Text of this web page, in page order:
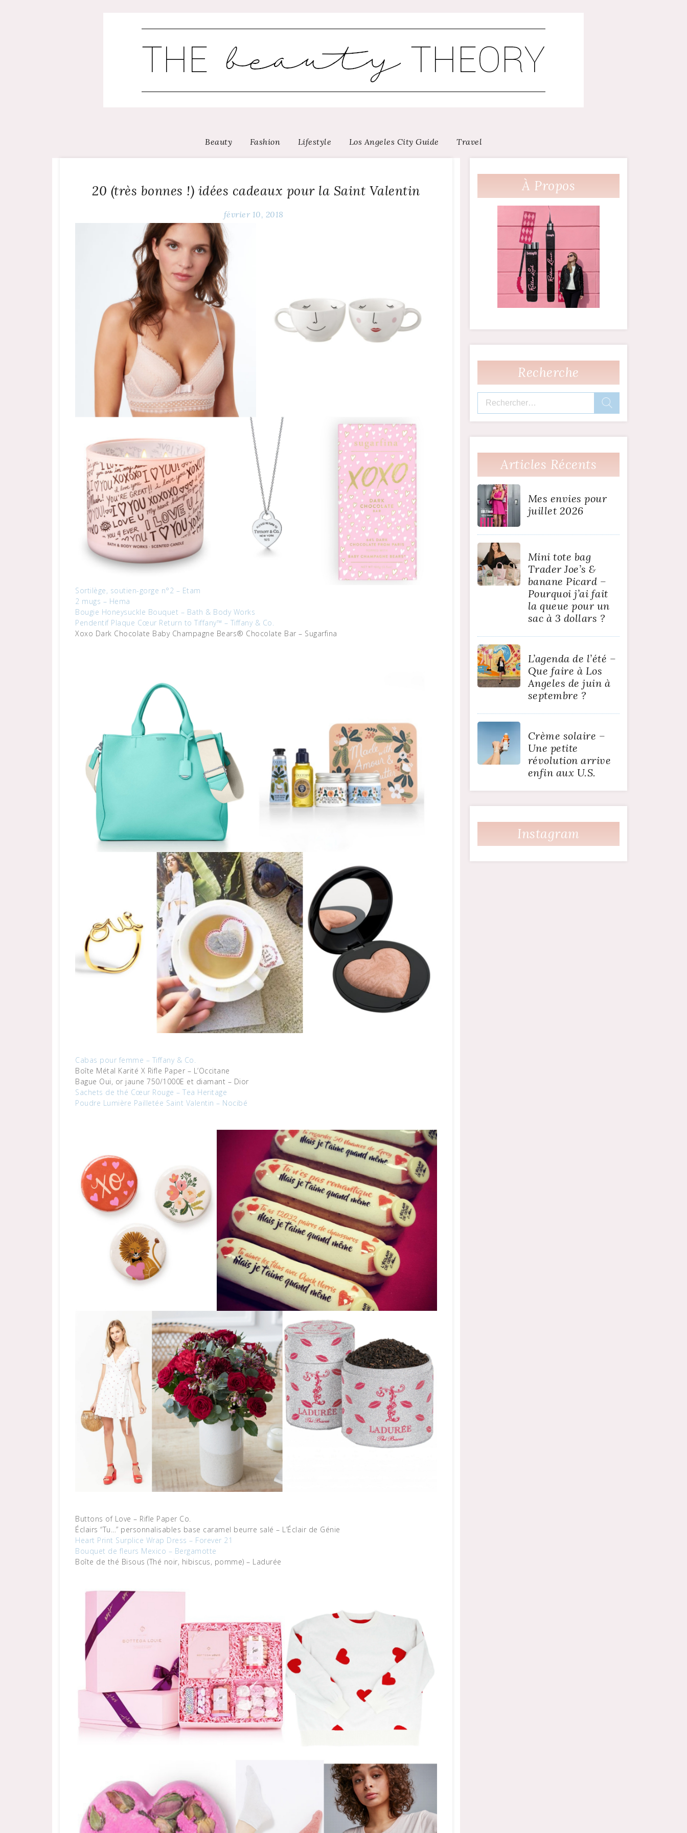
Beauty Fashion Lifestyle Los Angeles City Guide Travel
20 (très bonnes !) idées cadeaux pour la Saint Valentin
février 10, 2018
Sortilège, soutien-gorge n°2 – Etam
2 mugs – Hema
Bougie Honeysuckle Bouquet – Bath & Body Works
Pendentif Plaque Cœur Return to Tiffany™ – Tiffany & Co.
Xoxo Dark Chocolate Baby Champagne Bears® Chocolate Bar – Sugarfina
Cabas pour femme – Tiffany & Co.
Boîte Métal Karité X Rifle Paper – L’Occitane
Bague Oui, or jaune 750/1000E et diamant – Dior
Sachets de thé Cœur Rouge – Tea Heritage
Poudre Lumière Pailletée Saint Valentin – Nocibé
Buttons of Love – Rifle Paper Co.
Éclairs “Tu…” personnalisables base caramel beurre salé – L’Éclair de Génie
Heart Print Surplice Wrap Dress – Forever 21
Bouquet de fleurs Mexico – Bergamotte
Boîte de thé Bisous (Thé noir, hibiscus, pomme) – Ladurée
À Propos
Recherche
Rechercher :
Articles Récents
Mes envies pour
juillet 2026
Mini tote bag
Trader Joe’s &
banane Picard –
Pourquoi j’ai fait
la queue pour un
sac à 3 dollars ?
L’agenda de l’été –
Que faire à Los
Angeles de juin à
septembre ?
Crème solaire –
Une petite
révolution arrive
enfin aux U.S.
Instagram